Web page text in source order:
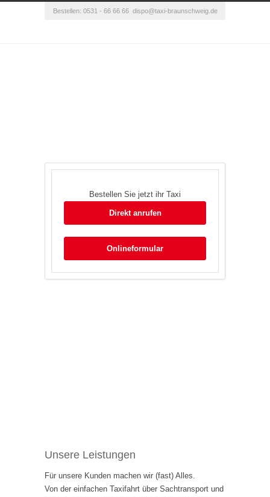
Bestellen: 0531 - 66 66 66 dispo@taxi-braunschweig.de
Bestellen Sie jetzt ihr Taxi
Direkt anrufen
Onlineformular
Unsere Leistungen
Für unsere Kunden machen wir (fast) Alles.
Von der einfachen Taxifahrt über Sachtransport und